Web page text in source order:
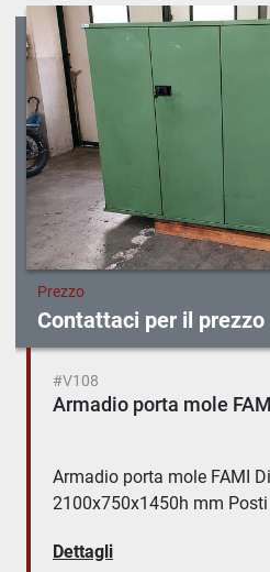
Prezzo
Contattaci per il prezzo
#V108
Armadio porta mole
Armadio porta mole FAMI
2100x750x1450h mm
Dettagli